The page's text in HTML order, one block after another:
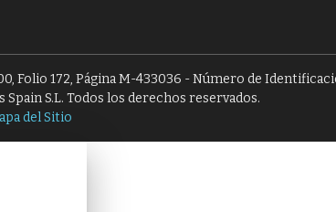
Folio 172, Página M-433036 - Número de
S.L. Todos los derechos reservados.
del Sitio